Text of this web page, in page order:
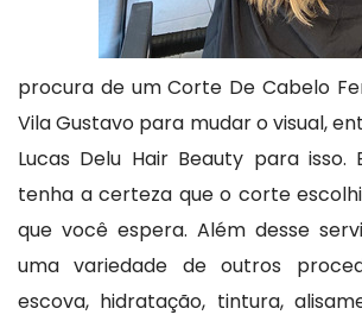
procura de um Corte De Cabelo
Vila Gustavo para mudar o visual,
Lucas Delu Hair Beauty para isso.
tenha a certeza que o corte
que você espera. Além desse
uma variedade de outros
escova, hidratação, tintura,